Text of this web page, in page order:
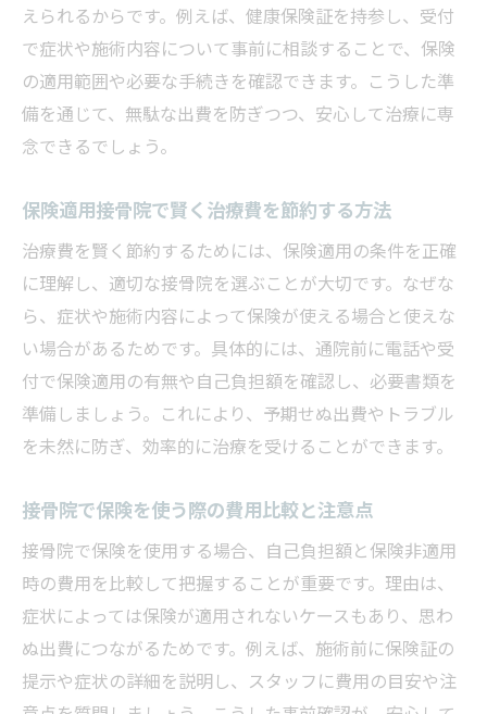
えられるからです。例えば、健康保険証を持参し、受付
で症状や施術内容について事前に相談することで、保険
の適用範囲や必要な手続きを確認できます。こうした準
備を通じて、無駄な出費を防ぎつつ、安心して治療に専
念できるでしょう。
保険適用接骨院で賢く治療費を節約する方法
治療費を賢く節約するためには、保険適用の条件を正確
に理解し、適切な接骨院を選ぶことが大切です。なぜな
ら、症状や施術内容によって保険が使える場合と使えな
い場合があるためです。具体的には、通院前に電話や受
付で保険適用の有無や自己負担額を確認し、必要書類を
準備しましょう。これにより、予期せぬ出費やトラブル
を未然に防ぎ、効率的に治療を受けることができます。
接骨院で保険を使う際の費用比較と注意点
接骨院で保険を使用する場合、自己負担額と保険非適用
時の費用を比較して把握することが重要です。理由は、
症状によっては保険が適用されないケースもあり、思わ
ぬ出費につながるためです。例えば、施術前に保険証の
提示や症状の詳細を説明し、スタッフに費用の目安や注